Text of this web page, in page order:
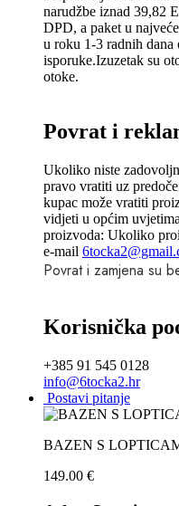
narudžbe iznad 39,82
DPD, a paket u
u roku 1-3 radnih dana
isporuke.Izuzetak su
otoke.
Povrat i
Ukoliko niste
pravo vratiti uz
kupac može vratiti
vidjeti u općim
proizvoda: Ukoliko
e-mail
Povrat i zamjena su
Korisnička
+385 91 545 0128
info@6tocka2.hr
Postavi pitanje
BAZEN S
149.00 €